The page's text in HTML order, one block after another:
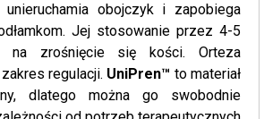
obojczyk i zapobiega
Jej stosowanie przez 4-5
na zrośnięcie się kości. Orteza
regulacji. UniPren™ to materiał
dlatego można go swobodnie